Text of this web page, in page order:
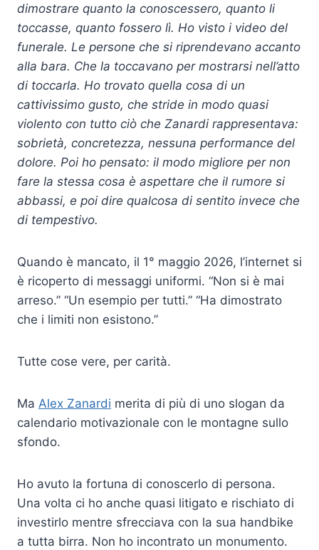
dimostrare quanto la conoscessero, quanto li
toccasse, quanto fossero lì. Ho visto i video del
funerale. Le persone che si riprendevano accanto
alla bara. Che la toccavano per mostrarsi nell’atto
di toccarla. Ho trovato quella cosa di un
cattivissimo gusto, che stride in modo quasi
violento con tutto ciò che Zanardi rappresentava:
sobrietà, concretezza, nessuna performance del
dolore. Poi ho pensato: il modo migliore per non
fare la stessa cosa è aspettare che il rumore si
abbassi, e poi dire qualcosa di sentito invece che
di tempestivo.
Quando è mancato, il 1° maggio 2026, l’internet si
è ricoperto di messaggi uniformi. “Non si è mai
arreso.” “Un esempio per tutti.” “Ha dimostrato
che i limiti non esistono.”
Tutte cose vere, per carità.
Ma Alex Zanardi merita di più di uno slogan da
calendario motivazionale con le montagne sullo
sfondo.
Ho avuto la fortuna di conoscerlo di persona.
Una volta ci ho anche quasi litigato e rischiato di
investirlo mentre sfrecciava con la sua handbike
a tutta birra. Non ho incontrato un monumento.